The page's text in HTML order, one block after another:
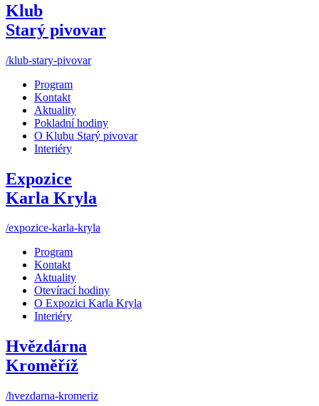
Klub
Starý pivovar
/klub-stary-pivovar
Program
Kontakt
Aktuality
Pokladní hodiny
O Klubu Starý pivovar
Interiéry
Expozice
Karla Kryla
/expozice-karla-kryla
Program
Kontakt
Aktuality
Otevírací hodiny
O Expozici Karla Kryla
Interiéry
Hvězdárna
Kroměříž
/hvezdarna-kromeriz